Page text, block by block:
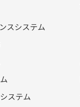
スシステム
ステム